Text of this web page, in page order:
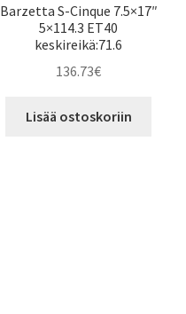
Barzetta S-Cinque 7.5×17″
5×114.3 ET40
keskireikä:71.6
136.73€
Lisää ostoskoriin